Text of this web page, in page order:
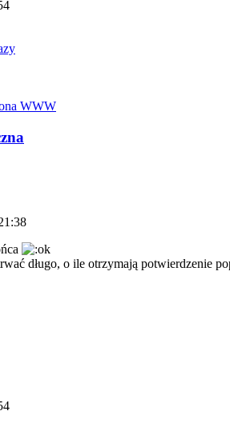
WWW
długo, o ile otrzymają potwierdzenie